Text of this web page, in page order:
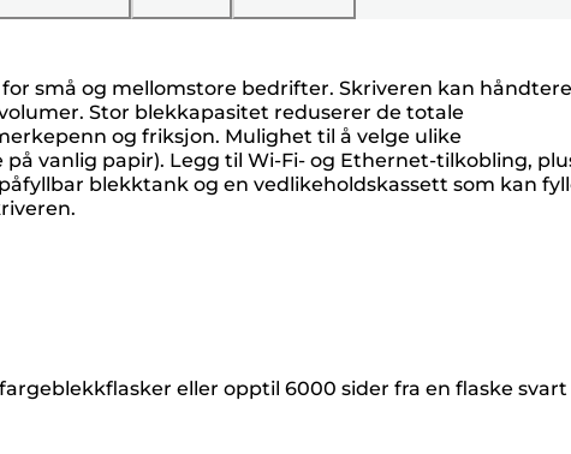
små og mellomstore bedrifter. Skriveren kan håndtere
Stor blekkapasitet reduserer de totale
og friksjon. Mulighet til å velge ulike
vanlig papir). Legg til Wi-Fi- og Ethernet-tilkobling,
blekktank og en vedlikeholdskassett som kan
eller opptil 6000 sider fra en flaske svart